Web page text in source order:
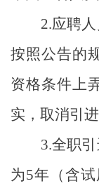
2.应聘
按照公告的
资格条件上
实，取消引进
3.全职
为5年（含